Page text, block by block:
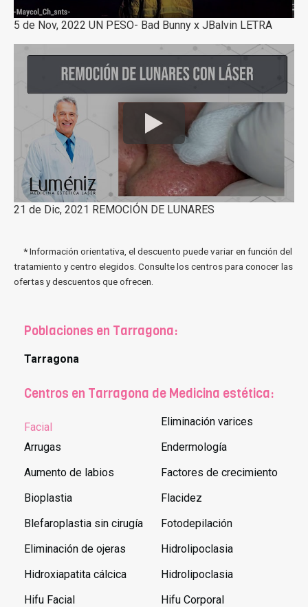
5 de Nov, 2022 UN PESO- Bad Bunny x JBalvin LETRA
21 de Dic, 2021 REMOCIÓN DE LUNARES
* Información orientativa, el descuento puede variar en función del
tratamiento y centro elegidos. Consulte los centros para conocer las
ofertas y descuentos que ofrecen.
Poblaciones en Tarragona:
Tarragona
Centros en Tarragona de Medicina estética:
Facial
Arrugas
Aumento de labios
Bioplastia
Blefaroplastia sin cirugía
Eliminación de ojeras
Hidroxiapatita cálcica
Hifu Facial
Eliminación varices
Endermología
Factores de crecimiento
Flacidez
Fotodepilación
Hidrolipoclasia
Hidrolipoclasia
Hifu Corporal